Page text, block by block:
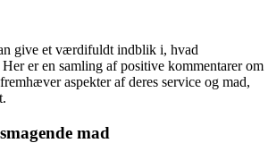
give et værdifuldt indblik i, hvad
er en samling af positive kommentarer om
aspekter af deres service og mad,
mad